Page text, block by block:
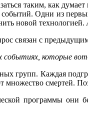
таким, как
Одни из
новой технологией.
связан с
событиях, которые
групп. Каждая
множество смертей.
программы они